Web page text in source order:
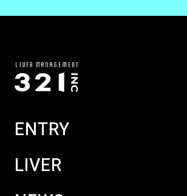
ENTRY
LIVER